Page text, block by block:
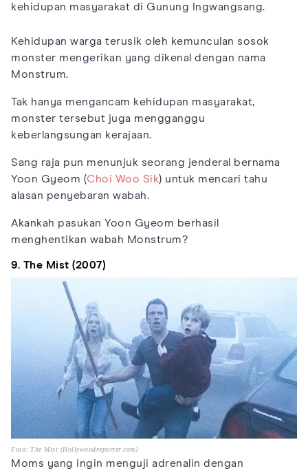
kehidupan masyarakat di Gunung Ingwangsang.
Kehidupan warga terusik oleh kemunculan sosok
monster mengerikan yang dikenal dengan nama
Monstrum.
Tak hanya mengancam kehidupan masyarakat,
monster tersebut juga mengganggu
keberlangsungan kerajaan.
Sang raja pun menunjuk seorang jenderal bernama
Yoon Gyeom (Choi Woo Sik) untuk mencari tahu
alasan penyebaran wabah.
Akankah pasukan Yoon Gyeom berhasil
menghentikan wabah Monstrum?
9. The Mist (2007)
Foto: The Mist (Hollywoodreporter.com)
Moms yang ingin menguji adrenalin dengan